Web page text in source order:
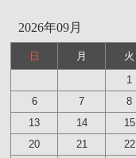
2026年09月
日 月 火
1
6
7 8
13
14 15
20
21 22